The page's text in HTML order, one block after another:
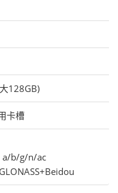
128GB)
卡槽
a/b/g/n/ac